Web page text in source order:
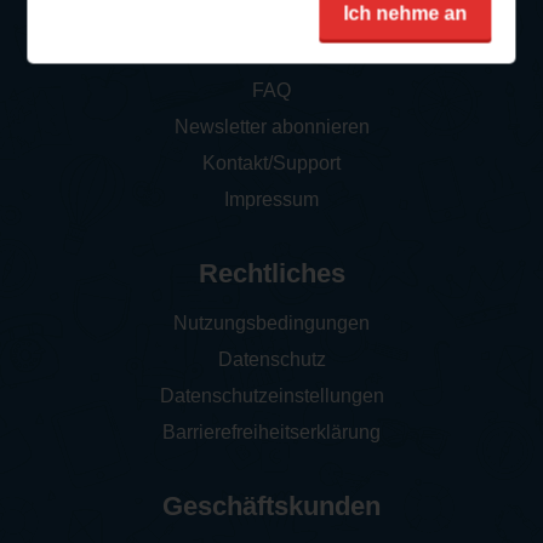
Ich nehme an
FAQ
Newsletter abonnieren
Kontakt/Support
Impressum
Rechtliches
Nutzungsbedingungen
Datenschutz
Datenschutzeinstellungen
Barrierefreiheitserklärung
Geschäftskunden